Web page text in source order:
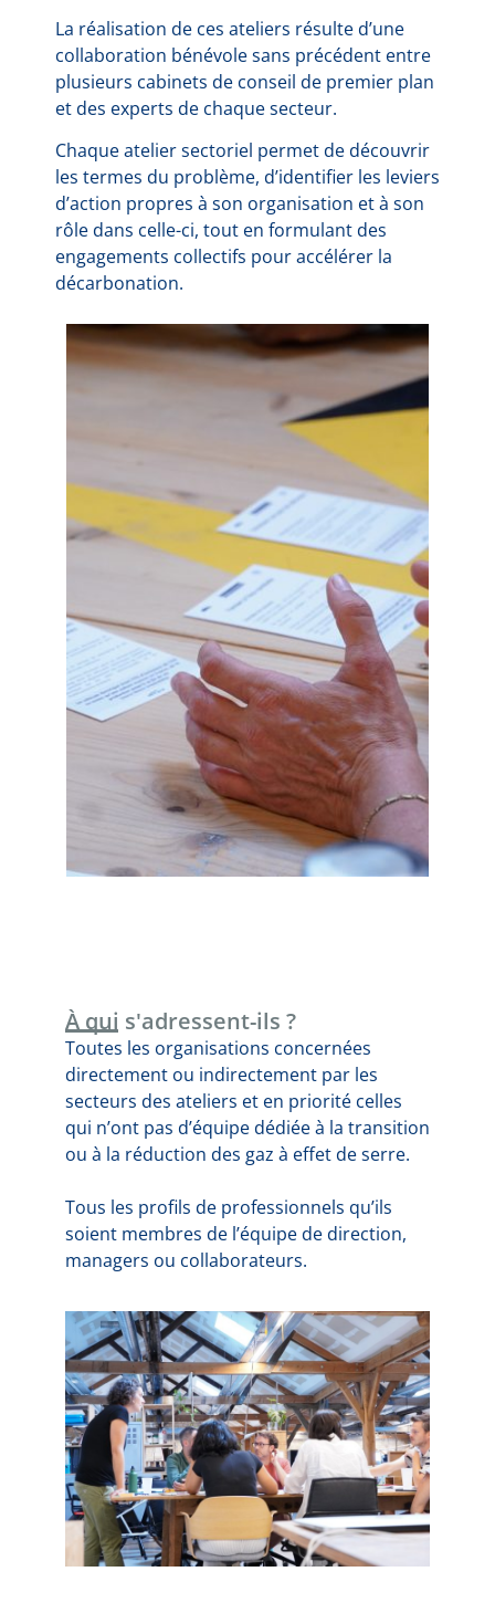
La réalisation de ces ateliers résulte d’une
collaboration bénévole sans précédent entre
plusieurs cabinets de conseil de premier plan
et des experts de chaque secteur.
Chaque atelier sectoriel permet de découvrir
les termes du problème, d’identifier les leviers
d’action propres à son organisation et à son
rôle dans celle-ci, tout en formulant des
engagements collectifs pour accélérer la
décarbonation.
À qui s'adressent-ils ?
Toutes les organisations concernées
directement ou indirectement par les
secteurs des ateliers et en priorité celles
qui n’ont pas d’équipe dédiée à la transition
ou à la réduction des gaz à effet de serre.
Tous les profils de professionnels qu’ils
soient membres de l’équipe de direction,
managers ou collaborateurs.